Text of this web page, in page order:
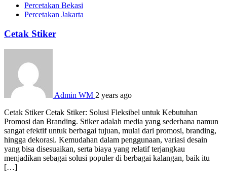
Percetakan Bekasi
Percetakan Jakarta
Cetak Stiker
Admin WM 2 years ago
Cetak Stiker Cetak Stiker: Solusi Fleksibel untuk Kebutuhan
Promosi dan Branding. Stiker adalah media yang sederhana namun
sangat efektif untuk berbagai tujuan, mulai dari promosi, branding,
hingga dekorasi. Kemudahan dalam penggunaan, variasi desain
yang bisa disesuaikan, serta biaya yang relatif terjangkau
menjadikan sebagai solusi populer di berbagai kalangan, baik itu
[…]